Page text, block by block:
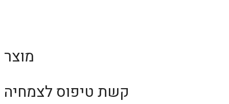
מוצר
קשת טיפוס לצמחיה